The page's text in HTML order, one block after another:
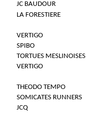
JC BAUDOUR
LA FORESTIERE
VERTIGO
SPIBO
TORTUES MESLINOISES
VERTIGO
THEODO TEMPO
SOMICATES RUNNERS
JCQ